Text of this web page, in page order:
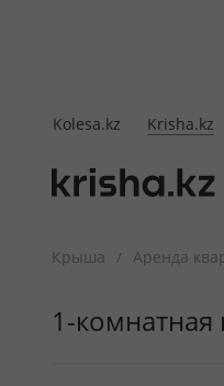
Kolesa.kz Krisha.kz
Крыша / Аренда
1-комнатная